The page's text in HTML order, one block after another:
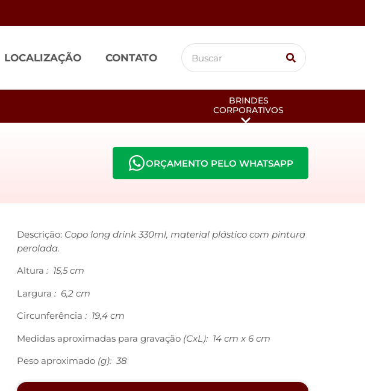
LOCALIZAÇÃO CONTATO
BRINDES
CORPORATIVOS
ORÇAMENTO PELO WHATSAPP
Descrição: Copo long drink 330ml, material plástico com pintura
perolada.
Altura : 15,5 cm
Largura : 6,2 cm
Circunferência : 19,4 cm
Medidas aproximadas para gravação (CxL): 14 cm x 6 cm
Peso aproximado (g): 38